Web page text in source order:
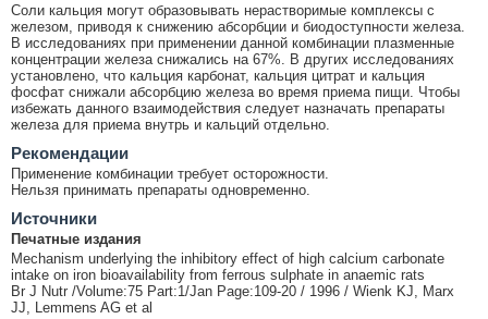
Соли кальция могут образовывать нерастворимые комплексы с
железом, приводя к снижению абсорбции и биодоступности железа.
В исследованиях при применении данной комбинации плазменные
концентрации железа снижались на 67%. В других исследованиях
установлено, что кальция карбонат, кальция цитрат и кальция
фосфат снижали абсорбцию железа во время приема пищи. Чтобы
избежать данного взаимодействия следует назначать препараты
железа для приема внутрь и кальций отдельно.
Рекомендации
Применение комбинации требует осторожности.
Нельзя принимать препараты одновременно.
Источники
Печатные издания
Mechanism underlying the inhibitory effect of high calcium carbonate
intake on iron bioavailability from ferrous sulphate in anaemic rats
Br J Nutr /Volume:75 Part:1/Jan Page:109-20 / 1996 / Wienk KJ, Marx
JJ, Lemmens AG et al